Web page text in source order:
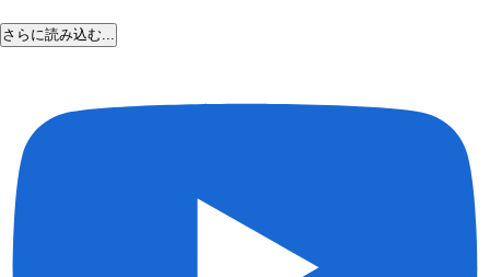
さらに読み込む...